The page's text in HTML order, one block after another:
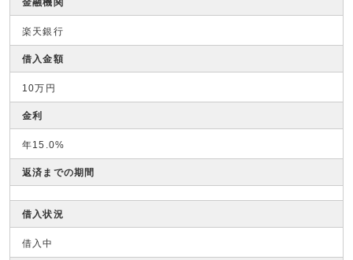
金融機関
楽天銀行
借入金額
10万円
金利
年15.0%
返済までの期間
借入状況
借入中